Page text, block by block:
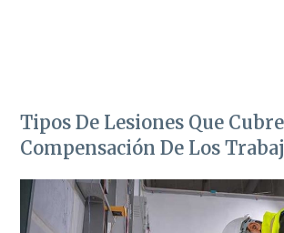
Tipos De Lesiones Que
Compensación De Los